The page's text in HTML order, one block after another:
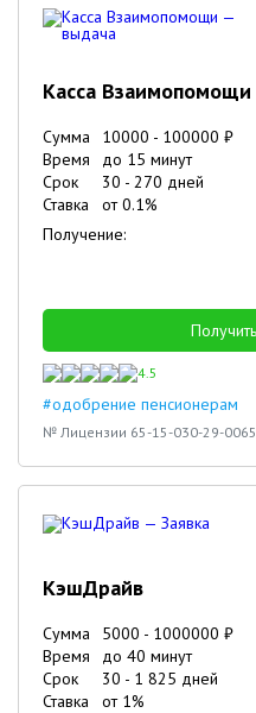
Касса Взаимопомощи
Сумма 10000 - 100000 ₽
Время
до 15 минут
Срок
30 - 270 дней
Ставка
от0.1%
Получение:
4.5
#одобрение пенсионерам
№ Лицензии 65-15-030-29-
КэшДрайв
Сумма 5000 - 1000000 ₽
Время
до 40 минут
Срок
30 - 1 825 дней
Ставка
от 1%